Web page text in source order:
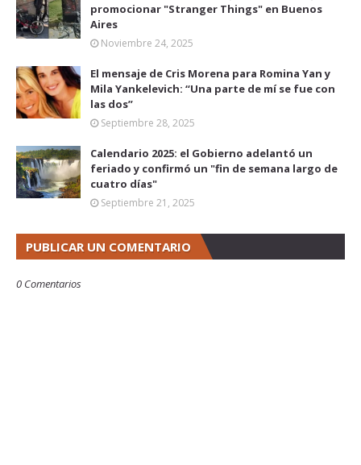
promocionar "Stranger Things" en Buenos
Aires
Noviembre 24, 2025
El mensaje de Cris Morena para Romina Yan y
Mila Yankelevich: “Una parte de mí se fue con
las dos”
Septiembre 28, 2025
Calendario 2025: el Gobierno adelantó un
feriado y confirmó un "fin de semana largo de
cuatro días"
Septiembre 21, 2025
PUBLICAR UN COMENTARIO
0 Comentarios